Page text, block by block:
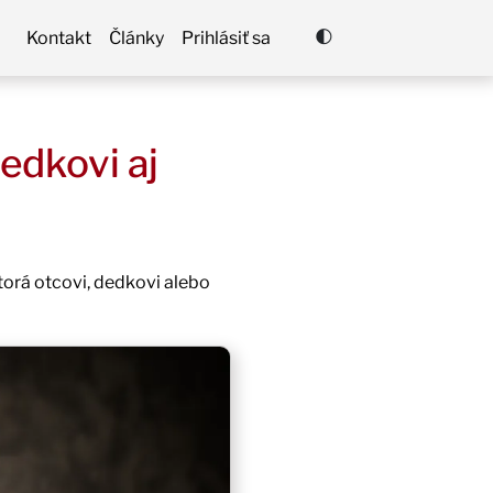
Kontakt Články Prihlásiť sa 🌓
aj
otcovi, dedkovi alebo